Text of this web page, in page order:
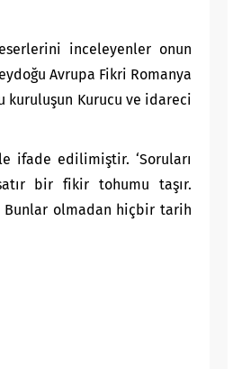
inceleyenler onun
Avrupa Fikri Romanya
kuruluşun Kurucu ve idareci
ifade edilimiştir. ‘Soruları
bir fikir tohumu taşır.
Bunlar olmadan hiçbir tarih